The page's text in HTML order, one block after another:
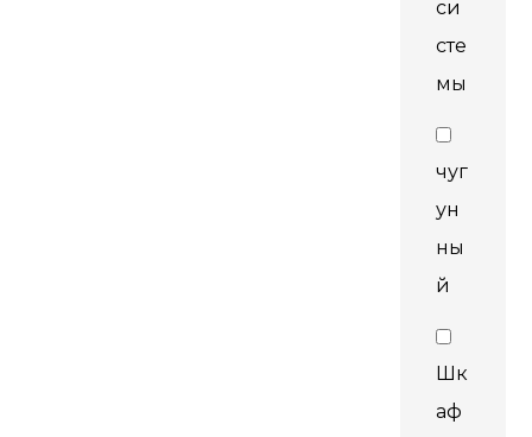
си
сте
мы
чуг
ун
ны
й
Шк
аф